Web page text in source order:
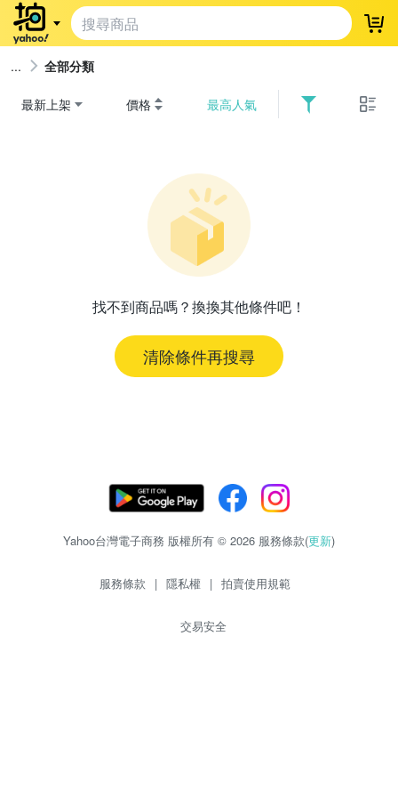
登
全部分類
最新上架 價格 最高人氣
找不到商品嗎？換換其他條件吧！
清除條件再搜尋
Yahoo台灣電子商務 版權所有 © 2026 服務條款(更新)
服務條款 | 隱私權 | 拍賣使用規範
交易安全